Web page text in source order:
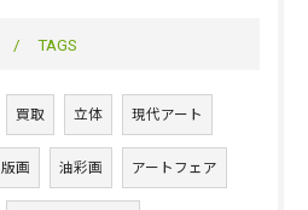
TAGS
買取 立体 現代アート
版画 油彩画 アートフェア